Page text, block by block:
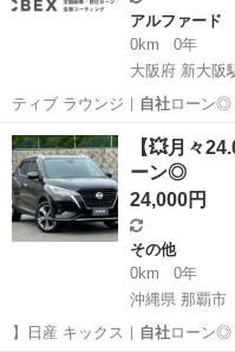
アルファード
0km
0年
大阪府 新大阪
ティブ ラウンジ｜ 自社
大阪 大阪市 新大阪駅
【💥月々
ーン◎
24,000円
その他
0km
0年
沖縄県 那覇市
】日産 キックス｜ 自社